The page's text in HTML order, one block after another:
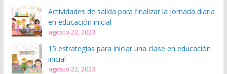
Actividades de salida para finalizar la jornada diaria
en educación inicial
agosto 22, 2023
15 estrategias para iniciar una clase en educación
inicial
agosto 22, 2023